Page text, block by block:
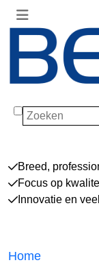
Zoeken
Breed,
Focus op
Innovatie en
Home